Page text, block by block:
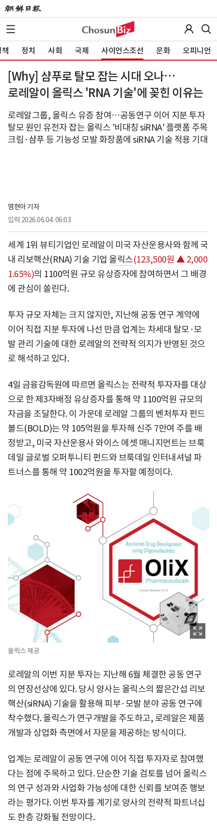
정치 사회 국제 사이언스조선 문화 오피니언
[Why] 샴푸로 탈모 잡는 시대 오나…
로레알이 올릭스 'RNA 기술'에 꽂힌 이유는
로레알그룹, 올릭스 유증 참여…공동연구 이어 지분 투자
탈모 원인 유전자 잡는 올릭스 '비대칭 siRNA' 플랫폼 주목
크림·샴푸 등 기능성 모발 화장품에 siRNA 기술 적용 기대
염현아 기자
입력 2026.06.04. 06:03
세계 1위 뷰티기업인 로레알이 미국 자산운용사와 함께 국
내 리보핵산(RNA) 기술 기업 올릭스(123,500원 ▲ 2,000
1.65%)의 1100억원 규모 유상증자에 참여하면서 그 배경
에 관심이 쏠린다.
투자 규모 자체는 크지 않지만, 지난해 공동 연구 계약에
이어 직접 지분 투자에 나선 만큼 업계는 차세대 탈모·모
발 관리 기술에 대한 로레알의 전략적 의지가 반영된 것으
로 해석하고 있다.
4일 금융감독원에 따르면 올릭스는 전략적 투자자를 대상
으로 한 제3자배정 유상증자를 통해 약 1100억원 규모의
자금을 조달한다. 이 가운데 로레알 그룹의 벤처투자 펀드
볼드(BOLD)는 약 105억원을 투자해 신주 7만여 주를 배
정받고, 미국 자산운용사 와이스 에셋 매니지먼트는 브룩
데일 글로벌 오퍼투니티 펀드와 브룩데일 인터내셔널 파
트너스를 통해 약 1002억원을 투자할 예정이다.
올릭스 제공
로레알의 이번 지분 투자는 지난해 6월 체결한 공동 연구
의 연장선상에 있다. 당시 양사는 올릭스의 짧은간섭 리보
핵산(siRNA) 기술을 활용해 피부·모발 분야 공동 연구에
착수했다. 올릭스가 연구개발을 주도하고, 로레알은 제품
개발과 상업화 측면에서 자문을 제공하는 방식이다.
업계는 로레알이 공동 연구에 이어 직접 투자자로 참여했
다는 점에 주목하고 있다. 단순한 기술 검토를 넘어 올릭스
의 연구 성과와 사업화 가능성에 대한 신뢰를 보여준 행보
라는 평가다. 이번 투자를 계기로 양사의 전략적 파트너십
도 한층 강화될 전망이다.